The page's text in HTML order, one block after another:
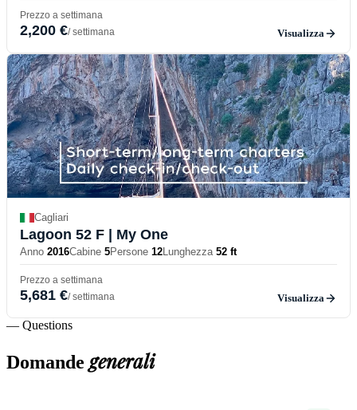
Prezzo a settimana
2,200 €/ settimana Visualizza
Cagliari
Lagoon 52 F | My One
Anno 2016Cabine 5Persone 12Lunghezza 52 ft
Prezzo a settimana
5,681 €/ settimana Visualizza
— Questions
Domandegenerali